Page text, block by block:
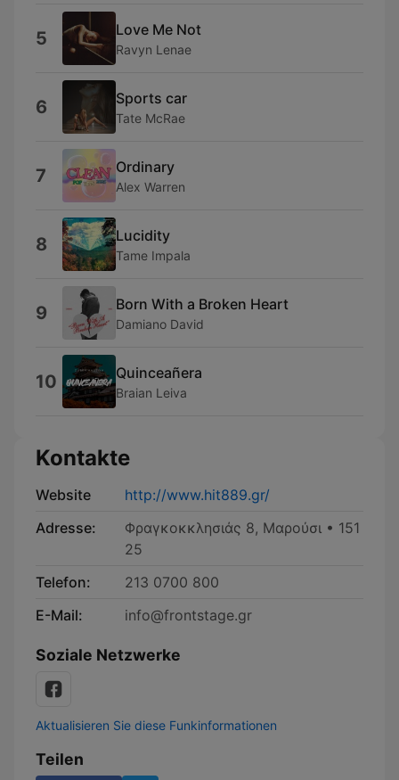
5 Love Me Not
Ravyn Lenae
6 Sports car
Tate McRae
7 Ordinary
Alex Warren
8 Lucidity
Tame Impala
9 Born With a Broken Heart
Damiano David
10 Quinceañera
Braian Leiva
Kontakte
Website
http://www.hit889.gr/
Adresse:
Φραγκοκκλησιάς 8, Μαρούσι • 151
25
Telefon:
213 0700 800
E-Mail:
info@frontstage.gr
Soziale Netzwerke
Aktualisieren Sie diese Funkinformationen
Teilen